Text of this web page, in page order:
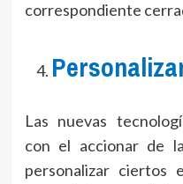
correspondiente
Las nuevas
con el accionar de
personalizar ciertos